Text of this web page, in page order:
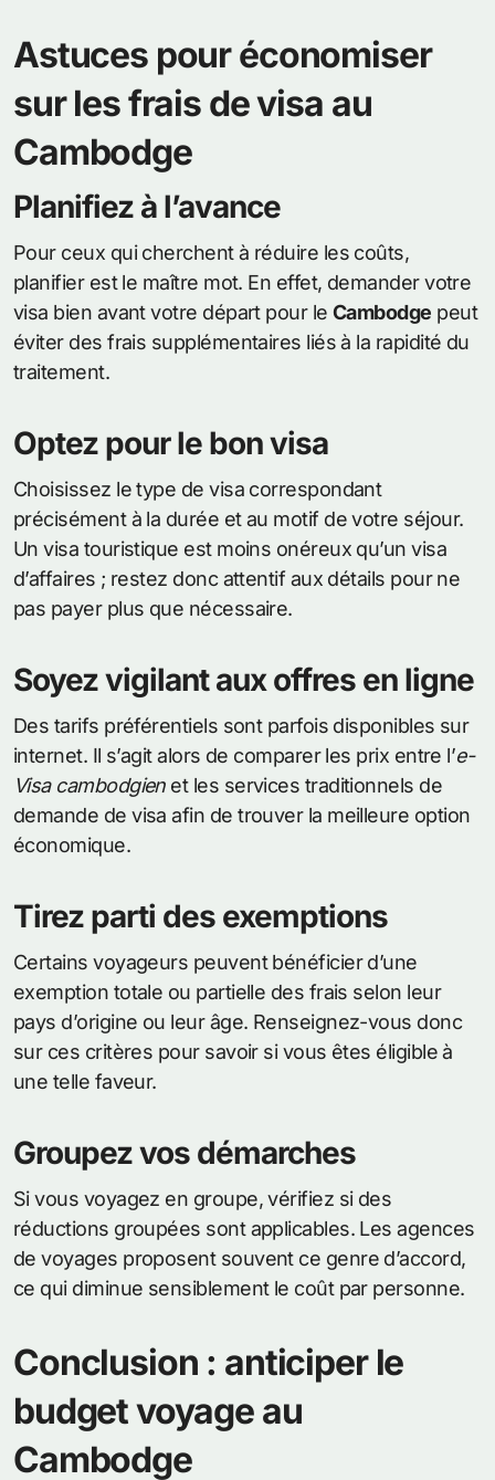
Astuces pour économiser
sur les frais de visa au
Cambodge
Planifiez à l’avance
Pour ceux qui cherchent à réduire les coûts,
planifier est le maître mot. En effet, demander votre
visa bien avant votre départ pour leCambodge peut
éviter des frais supplémentaires liés à la rapidité du
traitement.
Optez pour le bon visa
Choisissez le type de visa correspondant
précisément à la durée et au motif de votre séjour.
Un visa touristique est moins onéreux qu’un visa
d’affaires ; restez donc attentif aux détails pour ne
pas payer plus que nécessaire.
Soyez vigilant aux offres en ligne
Des tarifs préférentiels sont parfois disponibles sur
internet. Il s’agit alors de comparer les prix entre l’e-
Visa cambodgienet les services traditionnels de
demande de visa afin de trouver la meilleure option
économique.
Tirez parti des exemptions
Certains voyageurs peuvent bénéficier d’une
exemption totale ou partielle des frais selon leur
pays d’origine ou leur âge. Renseignez-vous donc
sur ces critères pour savoir si vous êtes éligible à
une telle faveur.
Groupez vos démarches
Si vous voyagez en groupe, vérifiez si des
réductions groupées sont applicables. Les agences
de voyages proposent souvent ce genre d’accord,
ce qui diminue sensiblement le coût par personne.
Conclusion : anticiper le
budget voyage au
Cambodge